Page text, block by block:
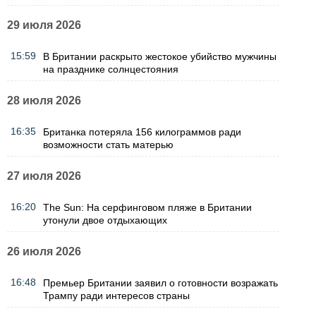
29 июля 2026
15:59
В Британии раскрыто жестокое убийство мужчины
на празднике солнцестояния
28 июля 2026
16:35
Британка потеряла 156 килограммов ради
возможности стать матерью
27 июля 2026
16:20
The Sun: На серфинговом пляже в Британии
утонули двое отдыхающих
26 июля 2026
16:48
Премьер Британии заявил о готовности возражать
Трампу ради интересов страны